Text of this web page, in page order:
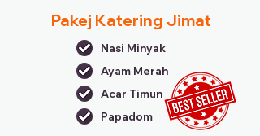
Pakej Katering Jimat
Nasi Minyak
Ayam Merah
Acar Timun
Papadom